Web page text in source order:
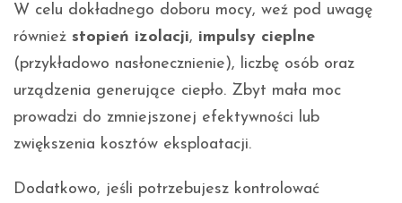
W celu dokładnego doboru mocy, weź pod uwagę
również stopień izolacji, impulsy cieplne
(przykładowo nasłonecznienie), liczbę osób oraz
urządzenia generujące ciepło. Zbyt mała moc
prowadzi do zmniejszonej efektywności lub
zwiększenia kosztów eksploatacji.
Dodatkowo, jeśli potrzebujesz kontrolować